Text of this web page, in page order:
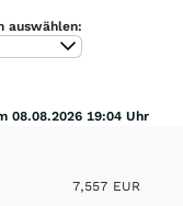
auswählen:
08.08.2026 19:04 Uhr
7,557 EUR